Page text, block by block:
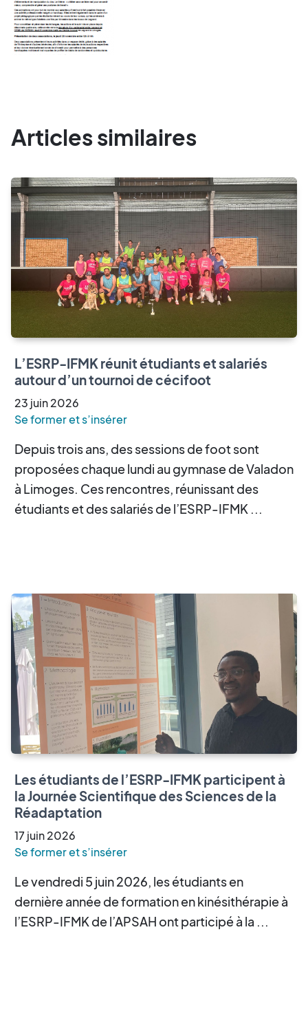
Articles similaires
L’ESRP-IFMK réunit étudiants et salariés
autour d’un tournoi de cécifoot
23 juin2026
Se former et s’insérer
Depuis trois ans, des sessions de foot sont
proposées chaque lundi au gymnase de Valadon
à Limoges. Ces rencontres, réunissant des
étudiants et des salariés de l’ESRP-IFMK ...
Les étudiants de l’ESRP-IFMK participent à
la Journée Scientifique des Sciences de la
Réadaptation
17juin2026
Se former et s’insérer
Le vendredi 5 juin 2026, les étudiants en
dernière année de formation en kinésithérapie à
l’ESRP-IFMK de l’APSAH ont participé à la ...